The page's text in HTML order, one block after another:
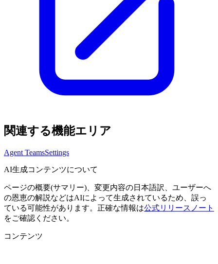
関連する機能エリア
Agent TeamsSettings
AI生成コンテンツについて
ページの概要(サマリー)、変更内容の日本語訳、ユーザーへ
の恩恵の解説などはAIによって生成されているため、誤っ
ている可能性があります。正確な情報は公式リリースノート
をご確認ください。
コンテンツ